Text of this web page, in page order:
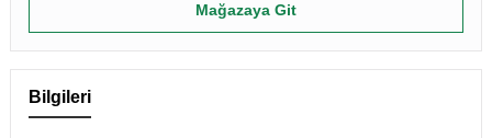
Mağazaya Git
Bilgileri